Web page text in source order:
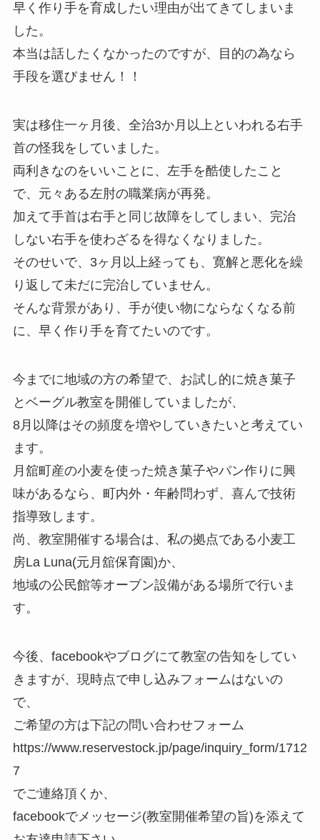
早く作り手を育成したい理由が出てきてしまいま
した。
本当は話したくなかったのですが、目的の為なら
手段を選びません！！
実は移住一ヶ月後、全治3か月以上といわれる右手
首の怪我をしていました。
両利きなのをいいことに、左手を酷使したこと
で、元々ある左肘の職業病が再発。
加えて手首は右手と同じ故障をしてしまい、完治
しない右手を使わざるを得なくなりました。
そのせいで、3ヶ月以上経っても、寛解と悪化を繰
り返して未だに完治していません。
そんな背景があり、手が使い物にならなくなる前
に、早く作り手を育てたいのです。
今までに地域の方の希望で、お試し的に焼き菓子
とベーグル教室を開催していましたが、
8月以降はその頻度を増やしていきたいと考えてい
ます。
月舘町産の小麦を使った焼き菓子やパン作りに興
味があるなら、町内外・年齢問わず、喜んで技術
指導致します。
尚、教室開催する場合は、私の拠点である小麦工
房La Luna(元月舘保育園)か、
地域の公民館等オーブン設備がある場所で行いま
す。
今後、facebookやブログにて教室の告知をしてい
きますが、現時点で申し込みフォームはないの
で、
ご希望の方は下記の問い合わせフォーム
https://www.reservestock.jp/page/inquiry_form/1712
7
でご連絡頂くか、
facebookでメッセージ(教室開催希望の旨)を添えて